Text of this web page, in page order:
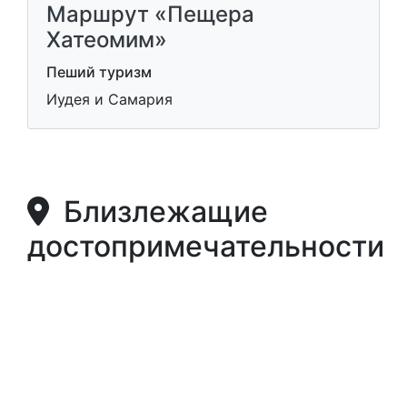
Маршрут «Пещера
Хатеомим»
Пеший туризм
Иудея и Самария
Близлежащие
достопримечательности